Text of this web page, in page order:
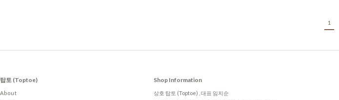
1
탑토 (Toptoe)
About
Shop Information
상호 탑토 (Toptoe) , 대표 임지순